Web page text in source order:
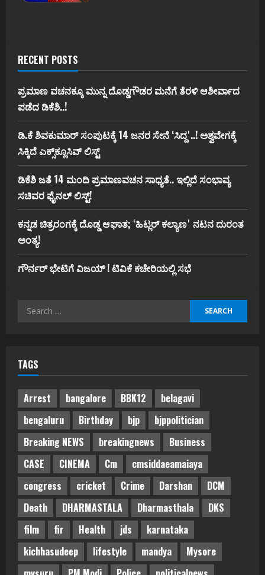
RECENT POSTS
ಪ್ರಮಾಣ ವಚನಕ್ಕೂ ಮುನ್ನ ದೊಡ್ಡಗೌಡರ ಮನೆಗೆ ತೆರಳಿ ಆಶೀರ್ವಾದ
ಪಡೆದ ಡಿಕೆಶಿ..!
ಡಿ.ಕೆ ಶಿವಕುಮಾರ್‌ ಸಂಪುಟಕ್ಕೆ 14 ಜನರ ಸೇನೆ ʻಸಿದ್ದʼ..! ಅಶ್ವವೇಗಕ್ಕೆ
ಸಿಕ್ಕಿದೆ ಎಕ್ಸ್‌ಕ್ಲೂಸಿವ್‌ ಲಿಸ್ಟ್‌
ಡಿಕೆಶಿ ಜತೆ 14 ಮಂದಿ ಪ್ರಮಾಣವಚನ ಸಾಧ್ಯತೆ.. ಇಲ್ಲಿದೆ ಸಂಭಾವ್ಯ
ಸಚಿವರ ಫೈನಲ್ ಲಿಸ್ಟ್‌!
ಕನ್ನಡ ಚಿತ್ರರಂಗಕ್ಕೆ ದೊಡ್ಡ ಆಘಾತ; ʻಹಿಟ್ಲರ್ ಕಲ್ಯಾಣʼ ನಟನ ದುರಂತ
ಅಂತ್ಯ!
ಗೌರ್ನರ್‌ ಭೇಟಿಗೆ ವಿಜಯ್‌ ! ಟಿವಿಕೆ ಕಚೇರಿಯಲ್ಲಿ ಸಭೆ
Search
TAGS
Arrest bangalore BBK12
belagavi
bengaluru
Birthday bjp
bjppolitician
Breaking NEWS
breakingnews
Business
CASE
CINEMA Cm
cmsiddaeamaiaya
congress
cricket Crime Darshan
DCM
Death
DHARMASTALA Dharmasthala
DKS
film
fir Health jds
karnataka
kichhasudeep
lifestyle mandya
Mysore